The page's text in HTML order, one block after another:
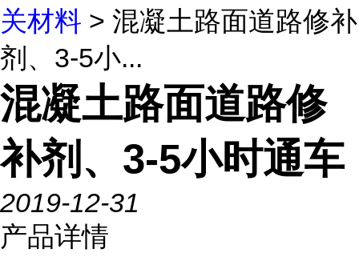
关材料 > 混凝土路面道路修补
剂、3-5小...
混凝土路面道路修
补剂、3-5小时通车
2019-12-31
产品详情